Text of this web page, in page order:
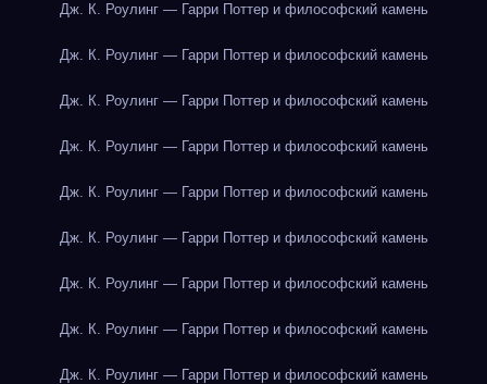
Дж. К. Роулинг — Гарри Поттер и философский камень
Дж. К. Роулинг — Гарри Поттер и философский камень
Дж. К. Роулинг — Гарри Поттер и философский камень
Дж. К. Роулинг — Гарри Поттер и философский камень
Дж. К. Роулинг — Гарри Поттер и философский камень
Дж. К. Роулинг — Гарри Поттер и философский камень
Дж. К. Роулинг — Гарри Поттер и философский камень
Дж. К. Роулинг — Гарри Поттер и философский камень
Дж. К. Роулинг — Гарри Поттер и философский камень